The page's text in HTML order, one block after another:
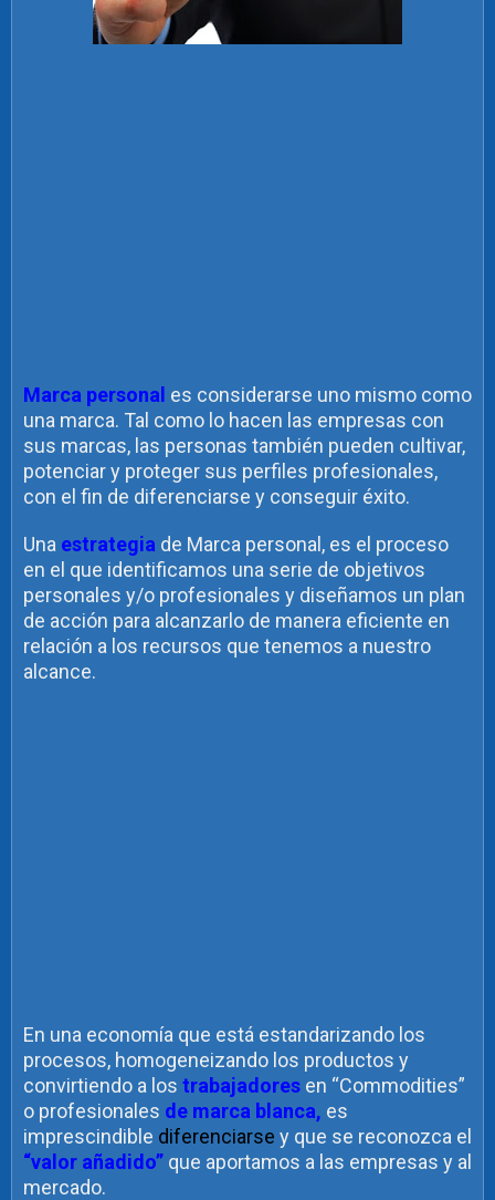
Marca personal es considerarse uno mismo como
una marca. Tal como lo hacen las empresas con
sus marcas, las personas también pueden cultivar,
potenciar y proteger sus perfiles profesionales,
con el fin de diferenciarse y conseguir éxito.
Una estrategia de Marca personal, es el proceso
en el que identificamos una serie de objetivos
personales y/o profesionales y diseñamos un plan
de acción para alcanzarlo de manera eficiente en
relación a los recursos que tenemos a nuestro
alcance.
En una economía que está estandarizando los
procesos, homogeneizando los productos y
convirtiendo a los trabajadores en “Commodities”
o profesionales de marca blanca, es
imprescindible diferenciarse y que se reconozca el
“valor añadido” que aportamos a las empresas y al
mercado.